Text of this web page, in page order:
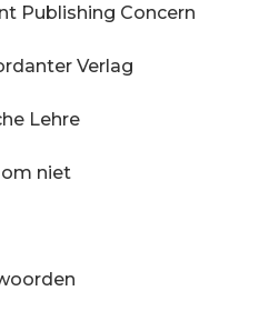
Publishing Concern
Verlag
Lehre
om niet